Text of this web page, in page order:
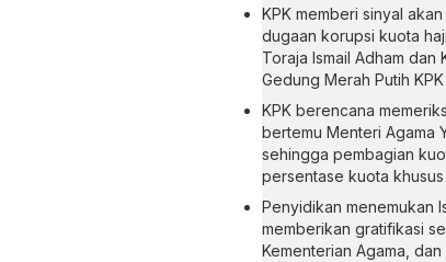
KPK memberi sinyal
dugaan korupsi kuota
Toraja Ismail Adham dan
Gedung Merah Putih
KPK berencana
bertemu Menteri Agama
sehingga pembagian
persentase kuota
Penyidikan menemukan
memberikan gratifikasi
Kementerian Agama,